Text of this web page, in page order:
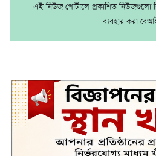
এই নিউজ পোর্টালে প্রকাশিত নিউজগুলো
ব্যবহার করা